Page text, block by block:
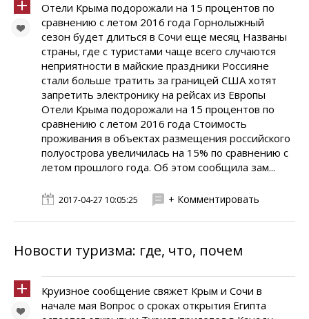
Отели Крыма подорожали на 15 процентов по
сравнению с летом 2016 года Горнолыжный
сезон будет длиться в Сочи еще месяц Названы
страны, где с туристами чаще всего случаются
неприятности в майские праздники Россияне
стали больше тратить за границей США хотят
запретить электронику на рейсах из Европы
Отели Крыма подорожали на 15 процентов по
сравнению с летом 2016 года Стоимость
проживания в объектах размещения российского
полуострова увеличилась на 15% по сравнению с
летом прошлого года. Об этом сообщила зам...
2017-04-27 10:05:25 + Комментировать
Новости туризма: где, что, почем
Круизное сообщение свяжет Крым и Сочи в
начале мая Вопрос о сроках открытия Египта